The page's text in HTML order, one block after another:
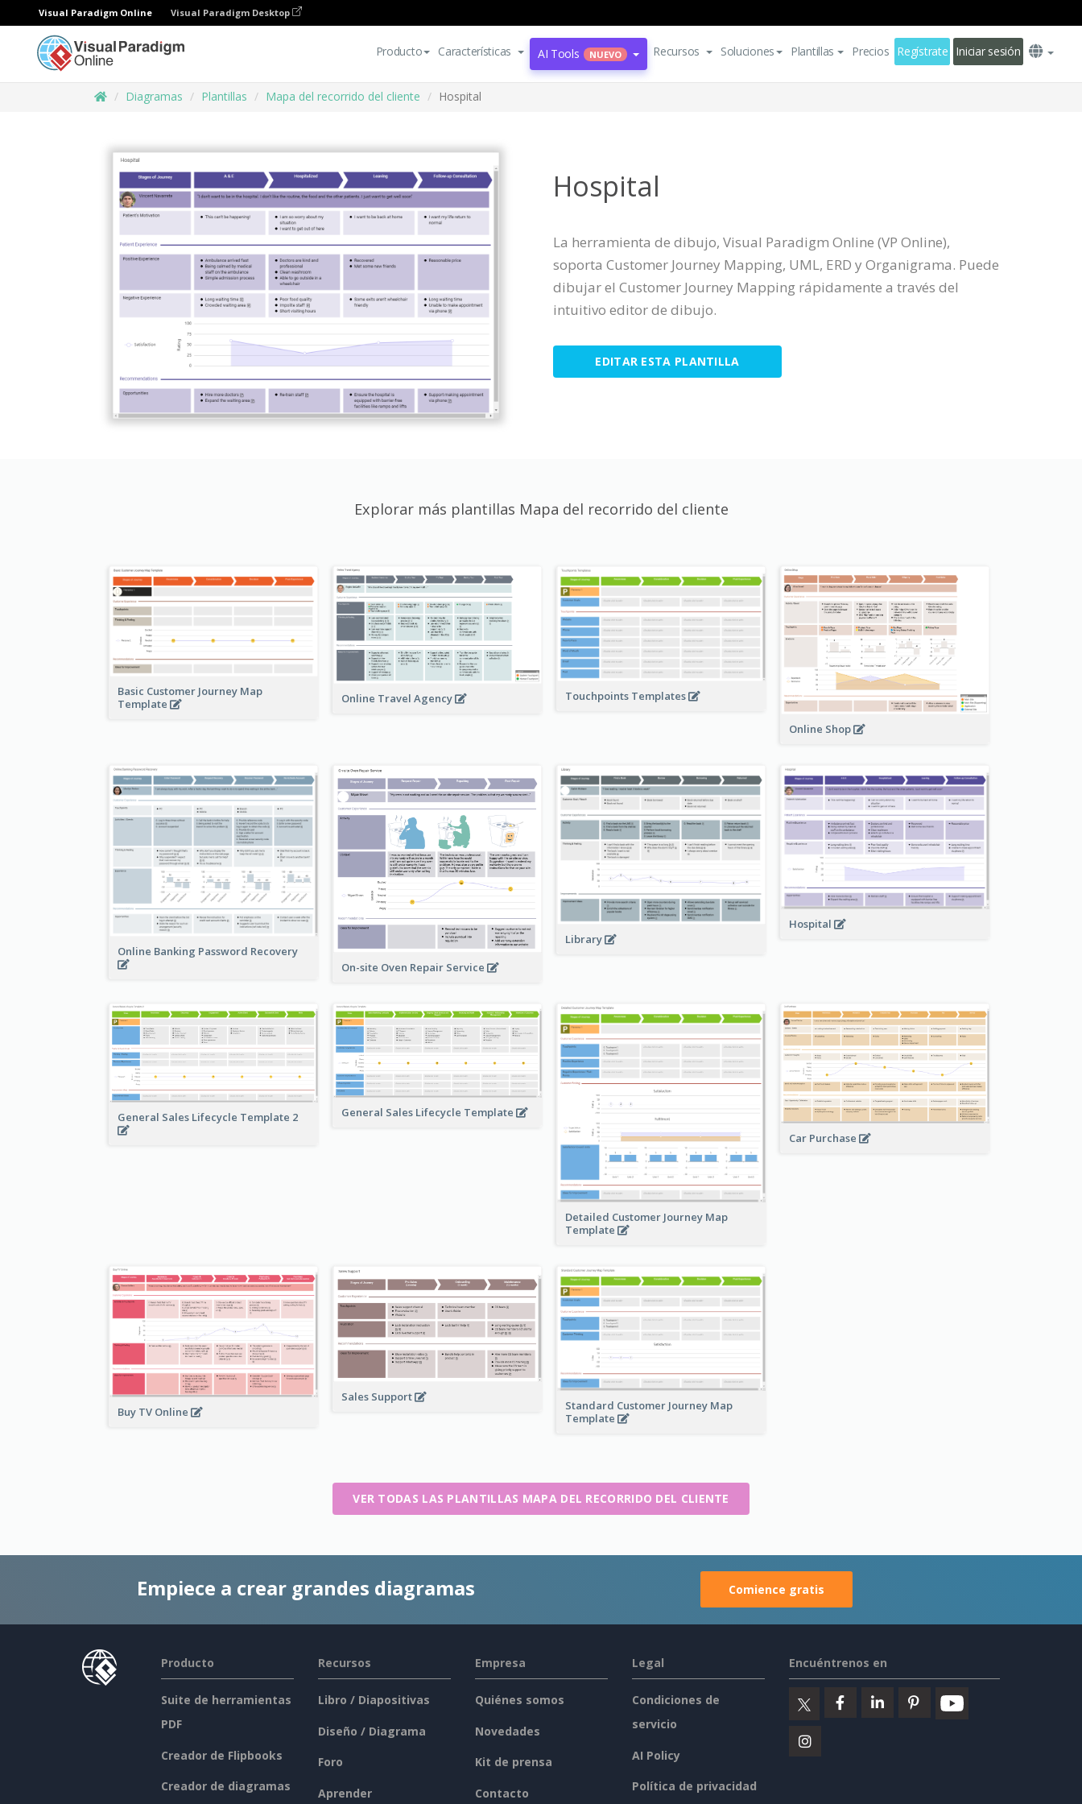
Visual Paradigm Online Visual Paradigm Desktop
Producto Características AI Tools NUEVO Recursos Soluciones Plantillas Precios Regístrate Iniciar sesión
Diagramas Plantillas Mapa del recorrido del cliente Hospital
Hospital
La herramienta de dibujo, Visual Paradigm Online (VP Online),
soporta Customer Journey Mapping, UML, ERD y Organigrama. Puede
dibujar el Customer Journey Mapping rápidamente a través del
intuitivo editor de dibujo.
EDITAR ESTA PLANTILLA
Explorar más plantillas Mapa del recorrido del cliente
Basic Customer Journey Map
Template
Online Travel Agency Touchpoints Templates
Online Shop
Online Banking Password Recovery
On-site Oven Repair Service
Library
Hospital
General Sales Lifecycle Template 2 General Sales Lifecycle Template
Detailed Customer Journey Map
Template
Car Purchase
Buy TV Online
Sales Support
Standard Customer Journey Map
Template
VER TODAS LAS PLANTILLAS MAPA DEL RECORRIDO DEL CLIENTE
Empiece a crear grandes diagramas Comience gratis
Producto
Suite de herramientas
PDF
Creador de Flipbooks
Creador de diagramas
Recursos
Libro / Diapositivas
Diseño / Diagrama
Foro
Aprender
Empresa
Quiénes somos
Novedades
Kit de prensa
Contacto
Legal
Condiciones de
servicio
AI Policy
Política de privacidad
Encuéntrenos en